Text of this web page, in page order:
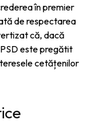
în premier
de respectarea
că, dacă
este pregătit
cetățenilor